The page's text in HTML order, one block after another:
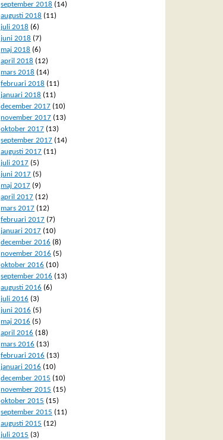
september 2018 (14)
augusti 2018 (11)
juli 2018 (6)
juni 2018 (7)
maj 2018 (6)
april 2018 (12)
mars 2018 (14)
februari 2018 (11)
januari 2018 (11)
december 2017 (10)
november 2017 (13)
oktober 2017 (13)
september 2017 (14)
augusti 2017 (11)
juli 2017 (5)
juni 2017 (5)
maj 2017 (9)
april 2017 (12)
mars 2017 (12)
februari 2017 (7)
januari 2017 (10)
december 2016 (8)
november 2016 (5)
oktober 2016 (10)
september 2016 (13)
augusti 2016 (6)
juli 2016 (3)
juni 2016 (5)
maj 2016 (5)
april 2016 (18)
mars 2016 (13)
februari 2016 (13)
januari 2016 (10)
december 2015 (10)
november 2015 (15)
oktober 2015 (15)
september 2015 (11)
augusti 2015 (12)
juli 2015 (3)